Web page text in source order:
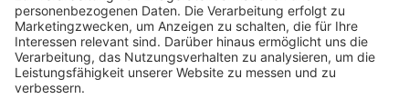
Rudolf-Breitscheid-Straße 16
90762 Fürth
info@schwarzpartners.de